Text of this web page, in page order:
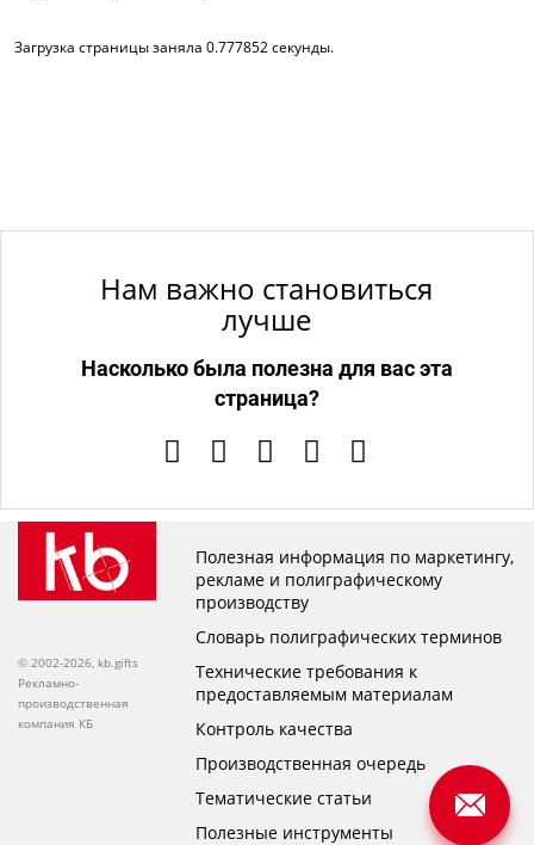
Загрузка страницы заняла 0.777852 секунды.
Нам важно становиться
лучше
Насколько была полезна для вас эта
страница?
© 2002-2026, kb.gifts
Рекламно-
производственная
компания КБ
Полезная информация по маркетингу,
рекламе и полиграфическому
производству
Словарь полиграфических терминов
Технические требования к
предоставляемым материалам
Контроль качества
Производственная очередь
Тематические статьи
Полезные инструменты